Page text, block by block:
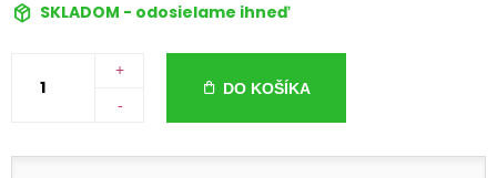
SKLADOM - odosielame ihneď
+
-
DO KOŠÍKA